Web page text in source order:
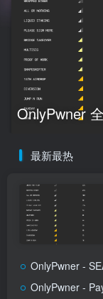
OnlyPwner
最新最热
OnlyPwner -
OnlyPwner -